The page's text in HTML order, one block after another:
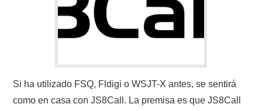
IMÁGENES CRECJ
LITERATURA DE LA RADIO
Si ha utilizado FSQ, Fldigi o WSJT-X antes, se sentirá
como en casa con JS8Call. La premisa es que JS8Call